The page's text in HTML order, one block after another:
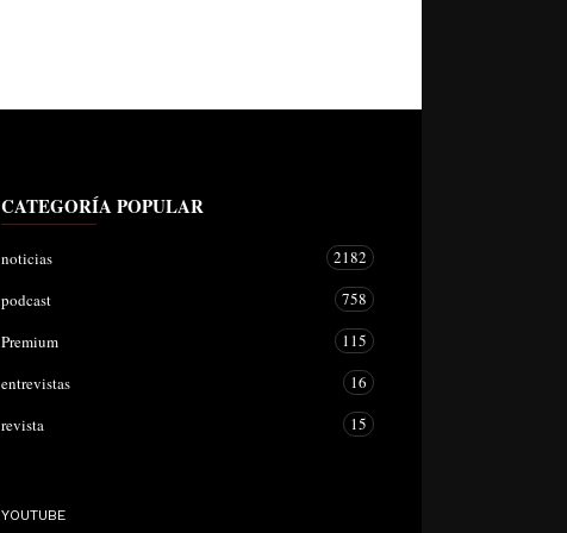
CATEGORÍA POPULAR
noticias
2182
podcast
758
Premium
115
entrevistas
16
revista
15
YOUTUBE